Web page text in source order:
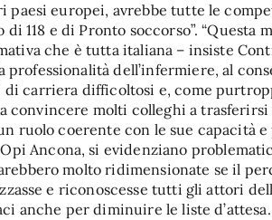
paesi europei, avrebbe tutte le
118 e di Pronto soccorso”. “Questa
che è tutta italiana – insiste
dell’infermiere, al
di carriera difficoltosi e, come
convincere molti colleghi a trasferirsi
ruolo coerente con le sue capacità e
Ancona, si evidenziano
molto ridimensionate se il
e riconoscesse tutti gli attori
anche per diminuire le liste d’attesa.